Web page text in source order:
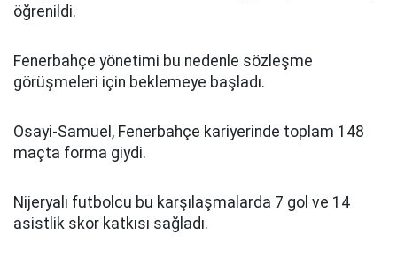
öğrenildi.
Fenerbahçe yönetimi bu nedenle sözleşme
görüşmeleri için beklemeye başladı.
Osayi-Samuel, Fenerbahçe kariyerinde toplam 148
maçta forma giydi.
Nijeryalı futbolcu bu karşılaşmalarda 7 gol ve 14
asistlik skor katkısı sağladı.